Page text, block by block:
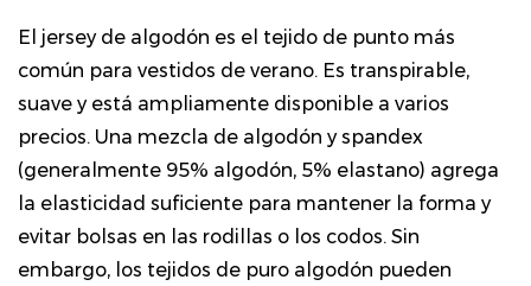
lino
3
Categorías
de
estilo
clave
a
considerar
El jersey de algodón es el tejido de punto más
común para vestidos de verano. Es transpirable,
suave y está ampliamente disponible a varios
precios. Una mezcla de algodón y spandex
(generalmente 95% algodón, 5% elastano) agrega
la elasticidad suficiente para mantener la forma y
evitar bolsas en las rodillas o los codos. Sin
embargo, los tejidos de puro algodón pueden